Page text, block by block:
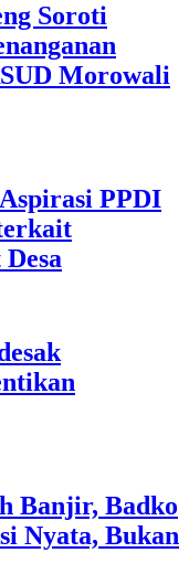
Soroti
Morowali
PPDI
Banjir, Badko
Nyata, Bukan